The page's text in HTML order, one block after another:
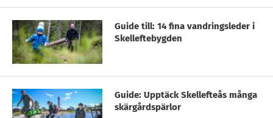
Guide till: 14 fina vandringsleder i
Skelleftebygden
Guide: Upptäck Skellefteås många
skärgårdspärlor